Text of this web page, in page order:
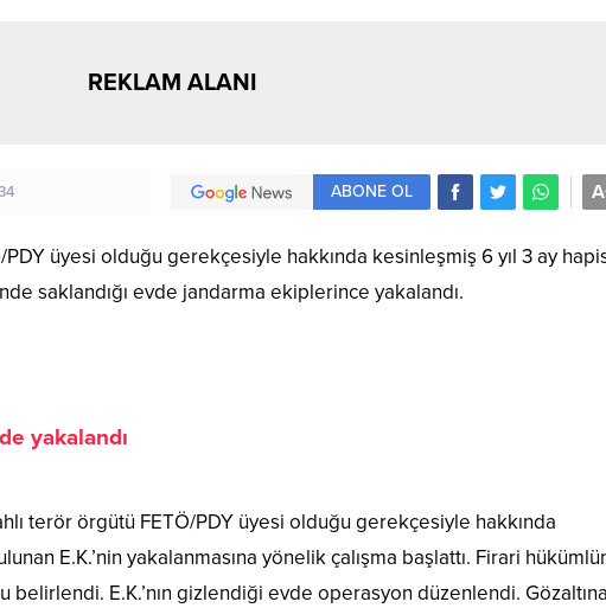
REKLAM ALANI
A
ABONE OL
üyesi olduğu gerekçesiyle hakkında kesinleşmiş 6 yıl 3 ay
saklandığı evde jandarma ekiplerince yakalandı.
yakalandı
terör örgütü FETÖ/PDY üyesi olduğu gerekçesiyle hakkında
E.K.’nin yakalanmasına yönelik çalışma başlattı. Firari
E.K.’nın gizlendiği evde operasyon düzenlendi. Gözaltına